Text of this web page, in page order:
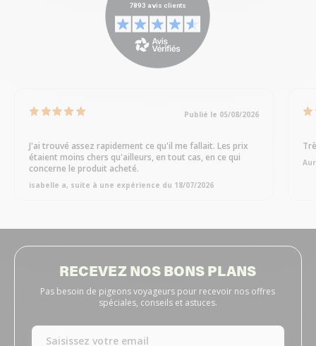
Publié le 05/08/2026
J'ai trouvé assez rapidement ce qu'il me fallait. Les prix
étaient moins chers qu'ailleurs, en tout cas, en ce qui
concerne le produit acheté.
isabelle a, suite à une expérience du 18/07/2026
RECEVEZ NOS BONS PLANS
Pas besoin de pigeons voyageurs pour recevoir nos offres
spéciales, conseils et astuces.